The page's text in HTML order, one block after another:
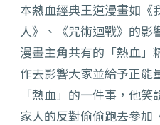
本熱血經典王道漫畫如《
人》、《咒術迴戰》的影
漫畫主角共有的「熱血」
作去影響大家並給予正能
「熱血」的一件事，他
家人的反對偷偷跑去參加